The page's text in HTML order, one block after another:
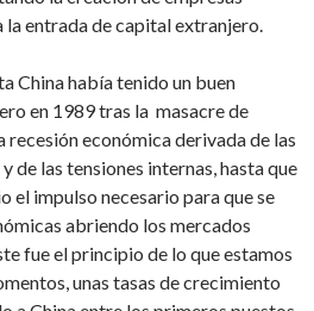
la entrada de capital extranjero.
China había tenido un buen
en 1989 tras la masacre de
recesión económica derivada de las
de las tensiones internas, hasta que
el impulso necesario para que se
abriendo los mercados
fue el principio de lo que estamos
unas tasas de crecimiento